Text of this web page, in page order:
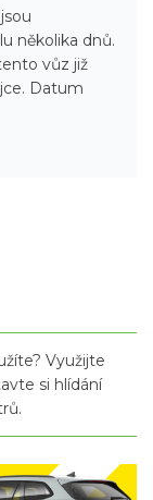
několika dnů.
vůz již
Datum
Využijte
si hlídání